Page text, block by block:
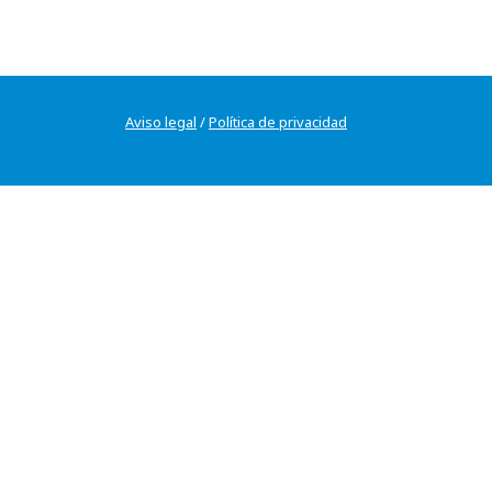
Aviso legal /Política de privacidad